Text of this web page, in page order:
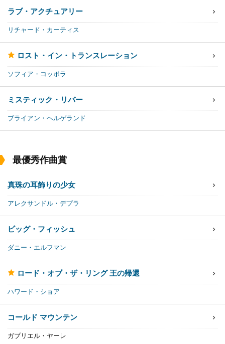
ラブ・アクチュアリー
リチャード・カーティス
ロスト・イン・トランスレーション
ソフィア・コッポラ
ミスティック・リバー
ブライアン・ヘルゲランド
最優秀作曲賞
真珠の耳飾りの少女
アレクサンドル・デプラ
ビッグ・フィッシュ
ダニー・エルフマン
ロード・オブ・ザ・リング 王の帰還
ハワード・ショア
コールド マウンテン
ガブリエル・ヤーレ